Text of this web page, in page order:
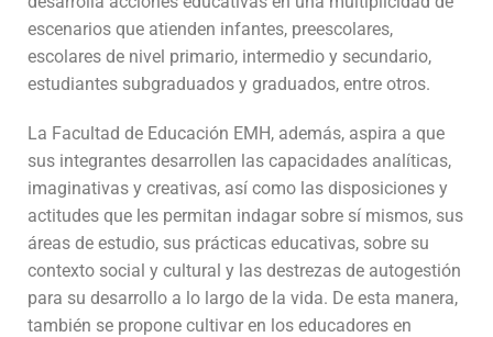
escenarios que atienden infantes, preescolares,
escolares de nivel primario, intermedio y secundario,
estudiantes subgraduados y graduados, entre otros.
La Facultad de Educación EMH, además, aspira a que
sus integrantes desarrollen las capacidades analíticas,
imaginativas y creativas, así como las disposiciones y
actitudes que les permitan indagar sobre sí mismos, sus
áreas de estudio, sus prácticas educativas, sobre su
contexto social y cultural y las destrezas de autogestión
para su desarrollo a lo largo de la vida. De esta manera,
también se propone cultivar en los educadores en